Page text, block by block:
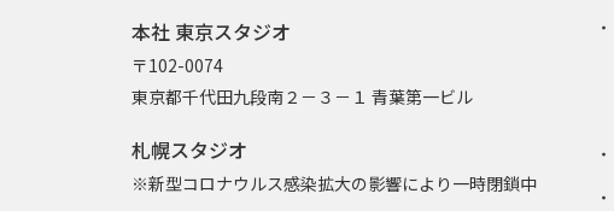
本社 東京スタジオ
〒102-0074
東京都千代田九段南２－３－１ 青葉第一ビル
札幌スタジオ
※新型コロナウルス感染拡大の影響により一時閉鎖中